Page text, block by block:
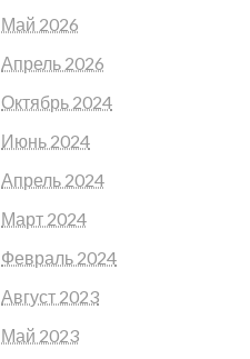
Май 2026
Апрель 2026
Октябрь 2024
Июнь 2024
Апрель 2024
Март 2024
Февраль 2024
Август 2023
Май 2023